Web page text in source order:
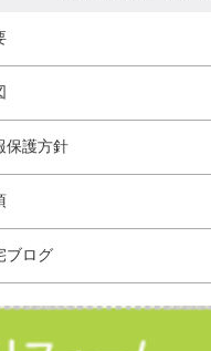
保護方針
ブログ